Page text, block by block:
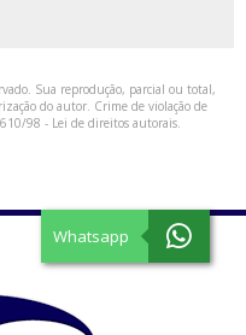
Sua reprodução, parcial ou total,
do autor. Crime de violação de
98 - Lei de direitos autorais.
Whatsapp